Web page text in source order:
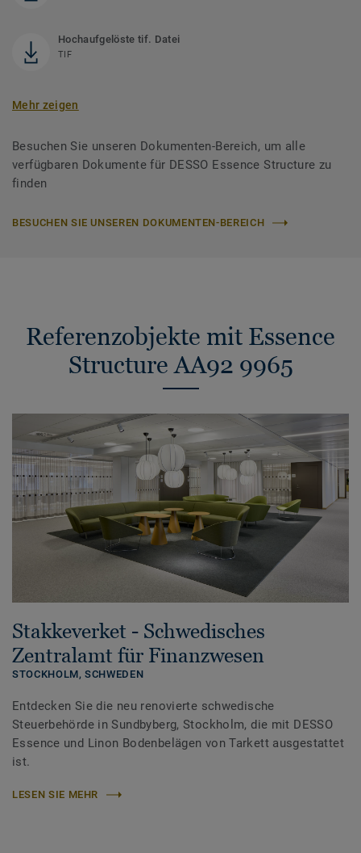
Hochaufgelöste tif. Datei
TIF
Mehr zeigen
Besuchen Sie unseren Dokumenten-Bereich, um alle
verfügbaren Dokumente für DESSO Essence Structure zu
finden
BESUCHEN SIE UNSEREN DOKUMENTEN-BEREICH
Referenzobjekte mit Essence
Structure AA92 9965
Stakkeverket - Schwedisches
Zentralamt für Finanzwesen
STOCKHOLM,SCHWEDEN
Entdecken Sie die neu renovierte schwedische
Steuerbehörde in Sundbyberg, Stockholm, die mit DESSO
Essence und Linon Bodenbelägen von Tarkett ausgestattet
ist.
LESEN SIE MEHR